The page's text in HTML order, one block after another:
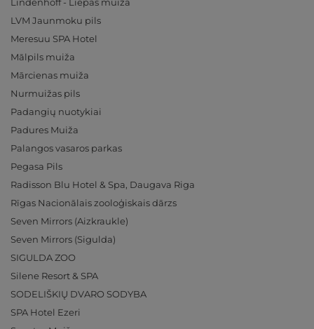
LVM Jaunmoku pils
Meresuu SPA Hotel
Mālpils muiža
Mārcienas muiža
Nurmuižas pils
Padangių nuotykiai
Padures Muiža
Palangos vasaros parkas
Pegasa Pils
Radisson Blu Hotel & Spa, Daugava Riga
Rīgas Nacionālais zooloģiskais dārzs
Seven Mirrors (Aizkraukle)
Seven Mirrors (Sigulda)
SIGULDA ZOO
Silene Resort & SPA
SODELIŠKIŲ DVARO SODYBA
SPA Hotel Ezeri